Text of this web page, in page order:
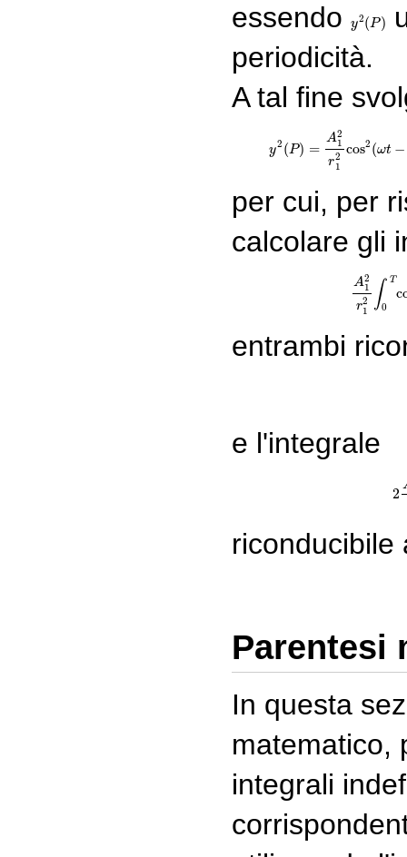
essendo y2(P)
y2(P)
periodicità.
A tal fine
y2 (P) =
A2
1
r2
1
cos2 (ωt −
(13) P
per cui, per
calcolare gli
A2
1
r2
1
∫ T
0
(14)
entrambi
e l'integrale
2
riconducibile
Parentesi
In questa
matematico,
integrali